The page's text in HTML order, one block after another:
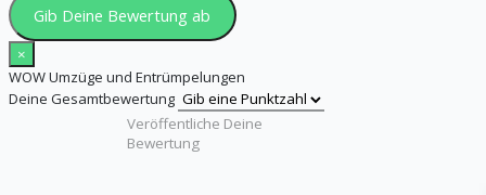
Gib Deine Bewertung ab
×
WOW Umzüge und Entrümpelungen
Deine Gesamtbewertung